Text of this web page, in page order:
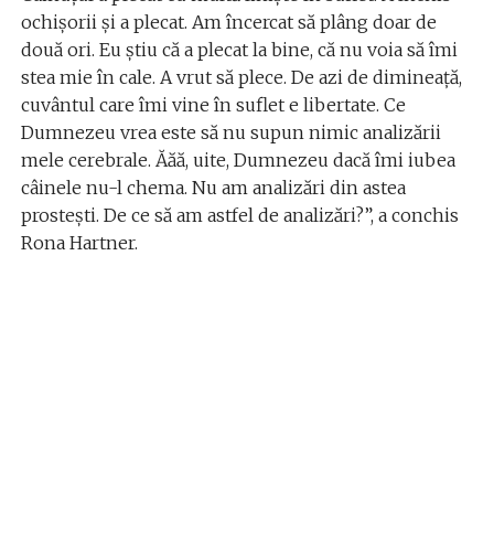
ochișorii și a plecat. Am încercat să plâng doar de
două ori. Eu știu că a plecat la bine, că nu voia să îmi
stea mie în cale. A vrut să plece. De azi de dimineață,
cuvântul care îmi vine în suflet e libertate. Ce
Dumnezeu vrea este să nu supun nimic analizării
mele cerebrale. Ăăă, uite, Dumnezeu dacă îmi iubea
câinele nu-l chema. Nu am analizări din astea
prostești. De ce să am astfel de analizări?”, a conchis
Rona Hartner.